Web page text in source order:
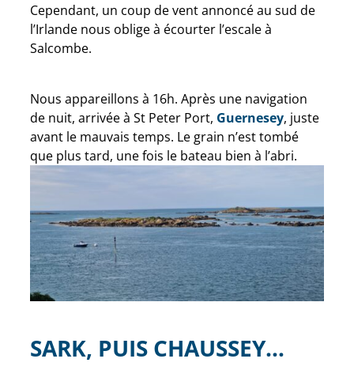
Cependant, un coup de vent annoncé au sud de
l’Irlande nous oblige à écourter l’escale à
Salcombe.
Nous appareillons à 16h. Après une navigation
de nuit, arrivée à St Peter Port, Guernesey, juste
avant le mauvais temps. Le grain n’est tombé
que plus tard, une fois le bateau bien à l’abri.
SARK, PUIS CHAUSSEY…